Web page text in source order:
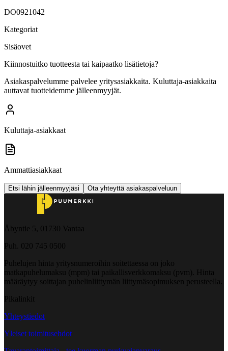
DO0921042
Kategoriat
Sisäovet
Kiinnostuitko tuotteesta tai kaipaatko lisätietoja?
Asiakaspalvelumme palvelee yritysasiakkaita. Kuluttaja-asiakkaita
auttavat tuotteidemme jälleenmyyjät.
Kuluttaja-asiakkaat
Ammattiasiakkaat
Etsi lähin jälleenmyyjäsi Ota yhteyttä asiakaspalveluun
Åbyntie 5, 01730 Vantaa
Puh. 020 745 0500
Puhelujen hinta yritysnumeroihin soitettaessa on joko
matkapuhelumaksu (mpm) tai paikallisverkkomaksu (pvm). Hinta
määräytyy soittajan puhelinliittymän liittymäsopimuksen perusteella.
Pikalinkit
Yhteystiedot
Yleiset toimitusehdot